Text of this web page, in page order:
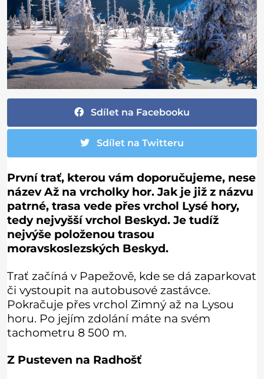
Sdílet na Facebooku
Sdílet na Twitteru
První trať, kterou vám doporučujeme, nese
název Až na vrcholky hor. Jak je již z názvu
patrné, trasa vede přes vrchol Lysé hory,
tedy nejvyšší vrchol Beskyd. Je tudíž
nejvýše položenou trasou
moravskoslezských Beskyd.
Trať začíná v Papežově, kde se dá zaparkovat
či vystoupit na autobusové zastávce.
Pokračuje přes vrchol Zimný až na Lysou
horu. Po jejím zdolání máte na svém
tachometru 8 500 m.
Z Pusteven na Radhošť